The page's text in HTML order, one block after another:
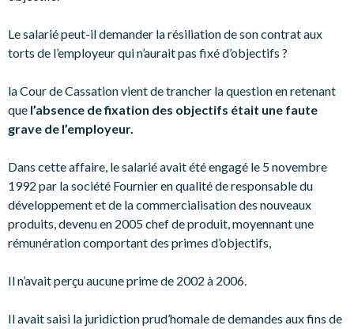
Le salarié peut-il demander la résiliation de son contrat aux
torts de l’employeur qui n’aurait pas fixé d’objectifs ?
la Cour de Cassation vient de trancher la question en retenant
que l’absence de fixation des objectifs était une faute
grave de l’employeur.
Dans cette affaire, le salarié avait été engagé le 5 novembre
1992 par la société Fournier en qualité de responsable du
développement et de la commercialisation des nouveaux
produits, devenu en 2005 chef de produit, moyennant une
rémunération comportant des primes d’objectifs,
Il n’avait perçu aucune prime de 2002 à 2006.
Il avait saisi la juridiction prud’homale de demandes aux fins de